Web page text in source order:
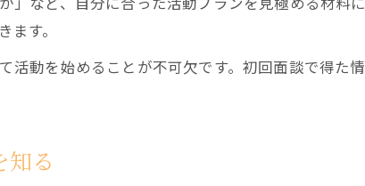
相談所初回面談で理想の婚活を知る
す。
動を始めることが不可欠です。初回面談で得た
知る